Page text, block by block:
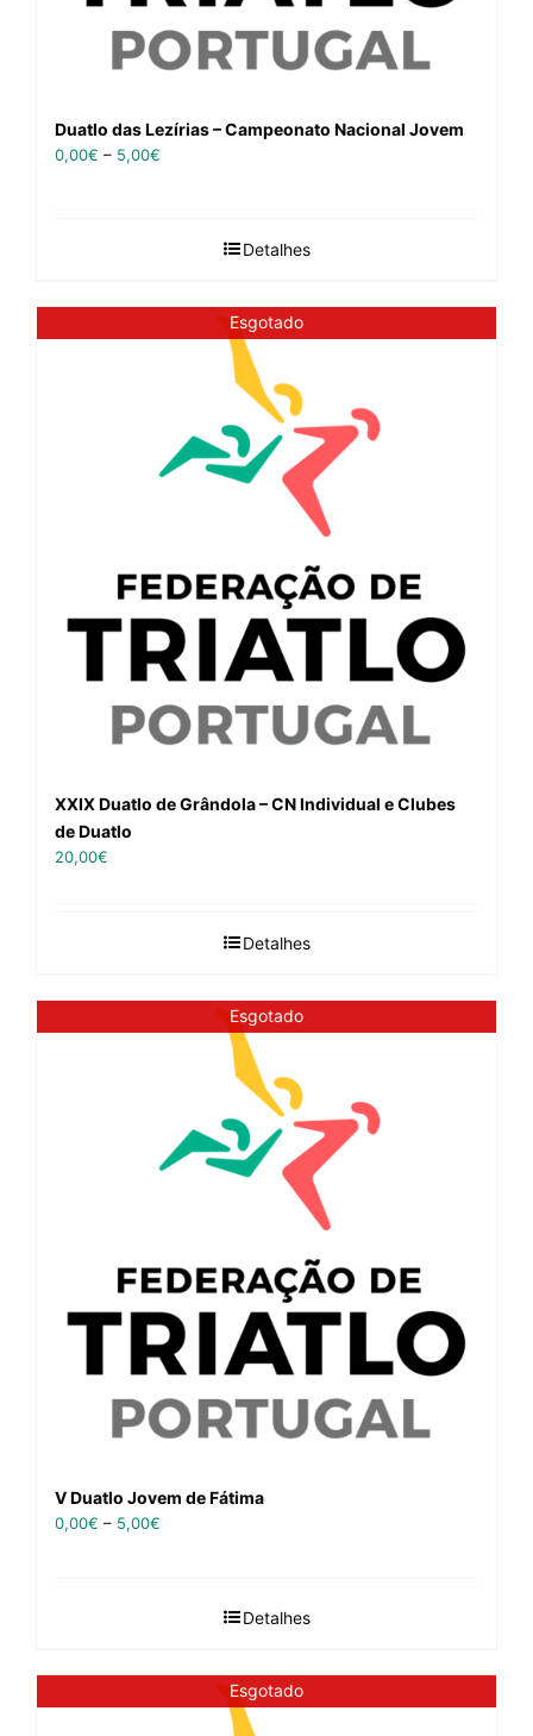
Duatlo das Lezírias – Campeonato Nacional Jovem
0,00€ – 5,00€
Detalhes
Esgotado
XXIX Duatlo de Grândola – CN Individual e Clubes
de Duatlo
20,00€
Detalhes
Esgotado
V Duatlo Jovem de Fátima
0,00€ – 5,00€
Detalhes
Esgotado